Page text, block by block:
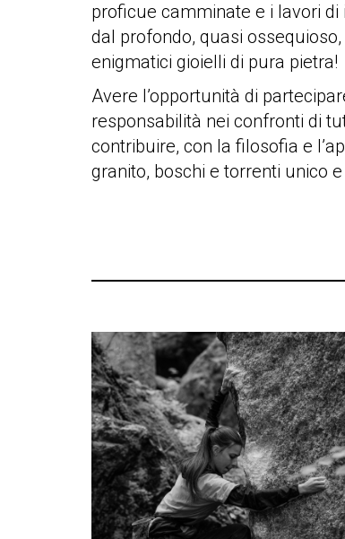
proficue camminate e i lavori
dal profondo, quasi
enigmatici gioielli di pura pietra!
Avere l’opportunità di
responsabilità nei confronti di
contribuire, con la filosofia e
granito, boschi e torrenti unico